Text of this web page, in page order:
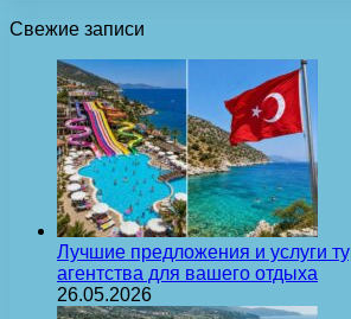
Свежие записи
Лучшие предложения и услуги
агентства для вашего отдыха
26.05.2026